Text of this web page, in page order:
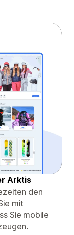
Arktis
den
mit
Sie mobile